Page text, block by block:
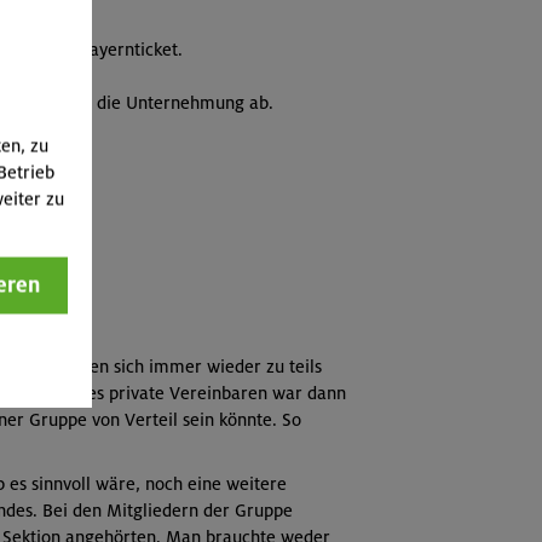
mit dem Bayernticket.
die Unternehmung ab.
sich immer wieder zu teils
Dieses private Vereinbaren war dann
Gruppe von Verteil sein könnte. So
es sinnvoll wäre, noch eine weitere
Bei den Mitgliedern der Gruppe
angehörten. Man brauchte weder
zu
zu